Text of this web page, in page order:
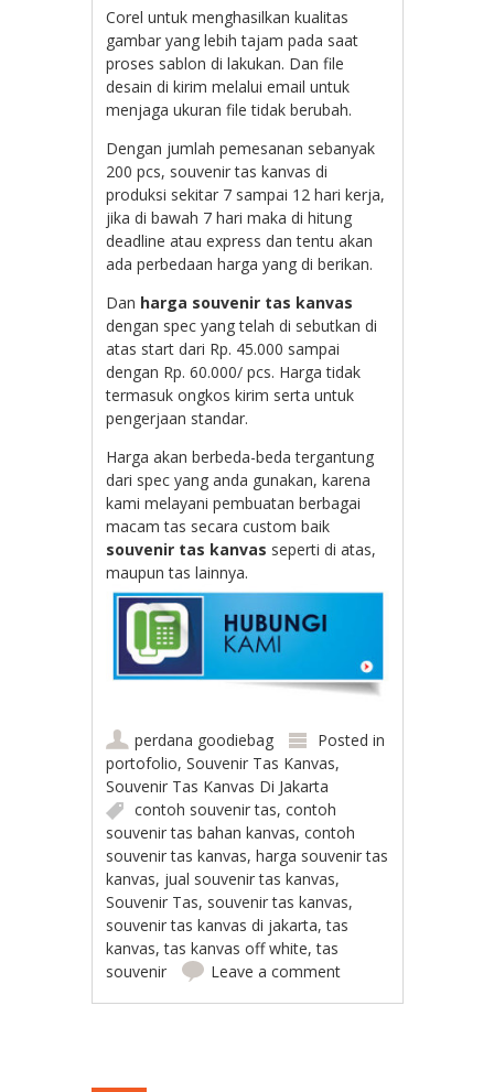
Corel untuk menghasilkan kualitas
gambar yang lebih tajam pada saat
proses sablon di lakukan. Dan file
desain di kirim melalui email untuk
menjaga ukuran file tidak berubah.
Dengan jumlah pemesanan sebanyak
200 pcs, souvenir tas kanvas di
produksi sekitar 7 sampai 12 hari kerja,
jika di bawah 7 hari maka di hitung
deadline atau express dan tentu akan
ada perbedaan harga yang di berikan.
Dan harga souvenir tas kanvas
dengan spec yang telah di sebutkan di
atas start dari Rp. 45.000 sampai
dengan Rp. 60.000/ pcs. Harga tidak
termasuk ongkos kirim serta untuk
pengerjaan standar.
Harga akan berbeda-beda tergantung
dari spec yang anda gunakan, karena
kami melayani pembuatan berbagai
macam tas secara custom baik
souvenir tas kanvas seperti di atas,
maupun tas lainnya.
perdana goodiebag
Posted in
portofolio,Souvenir Tas Kanvas,
Souvenir Tas Kanvas Di Jakarta
contoh souvenir tas,contoh
souvenir tas bahan kanvas,contoh
souvenir tas kanvas,harga souvenir tas
kanvas, jual souvenir tas kanvas,
Souvenir Tas, souvenir tas kanvas,
souvenir tas kanvas di jakarta,tas
kanvas,tas kanvas off white,tas
souvenir
Leave a comment